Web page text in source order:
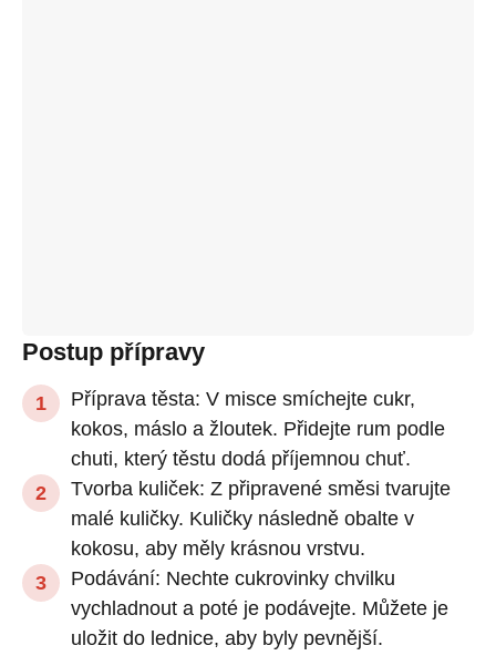
Postup přípravy
Příprava těsta: V misce smíchejte cukr,
kokos, máslo a žloutek. Přidejte rum podle
chuti, který těstu dodá příjemnou chuť.
Tvorba kuliček: Z připravené směsi tvarujte
malé kuličky. Kuličky následně obalte v
kokosu, aby měly krásnou vrstvu.
Podávání: Nechte cukrovinky chvilku
vychladnout a poté je podávejte. Můžete je
uložit do lednice, aby byly pevnější.